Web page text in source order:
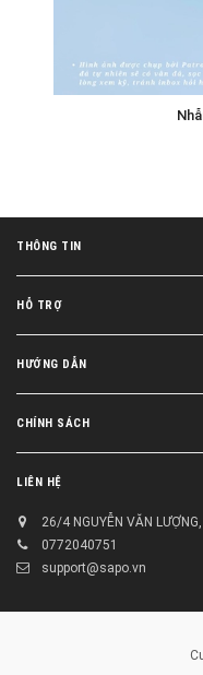
THÔNG TIN
HỖ TRỢ
HƯỚNG DẪN
CHÍNH SÁCH
LIÊN HỆ
26/4 NGUYỄN VĂN
0772040751
support@sapo.vn